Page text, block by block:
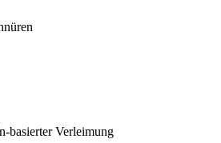
basierter Verleimung